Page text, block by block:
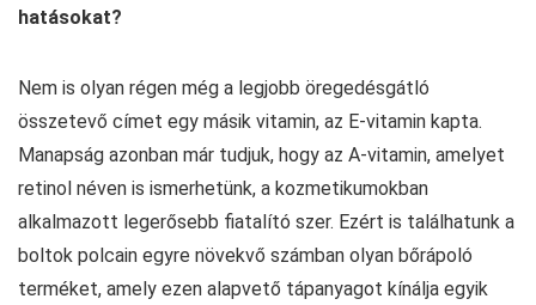
hatásokat?
Nem is olyan régen még a legjobb öregedésgátló
összetevő címet egy másik vitamin, az E-vitamin kapta.
Manapság azonban már tudjuk, hogy az A-vitamin, amelyet
retinol néven is ismerhetünk, a kozmetikumokban
alkalmazott legerősebb fiatalító szer. Ezért is találhatunk a
boltok polcain egyre növekvő számban olyan bőrápoló
terméket, amely ezen alapvető tápanyagot kínálja egyik